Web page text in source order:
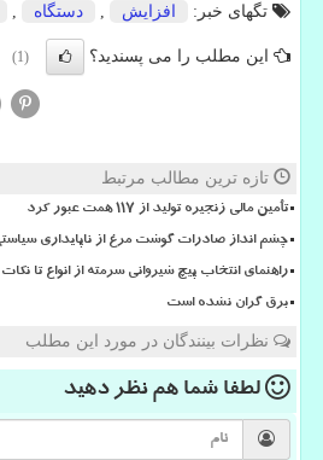
تگهای خبر:
افزایش دستگاه
این مطلب را می پسندید؟ (1)
تازه ترین مطالب مرتبط
تأمین مالی زنجیره تولید از ۱۱۷ همت عبور کرد
چشم انداز صادرات گوشت مرغ از ناپایداری
راهنمای انتخاب پیچ شیروانی سرمته از انواع تا
برق گران نشده است
نظرات بینندگان در مورد این مطلب
لطفا شما همنظر دهید